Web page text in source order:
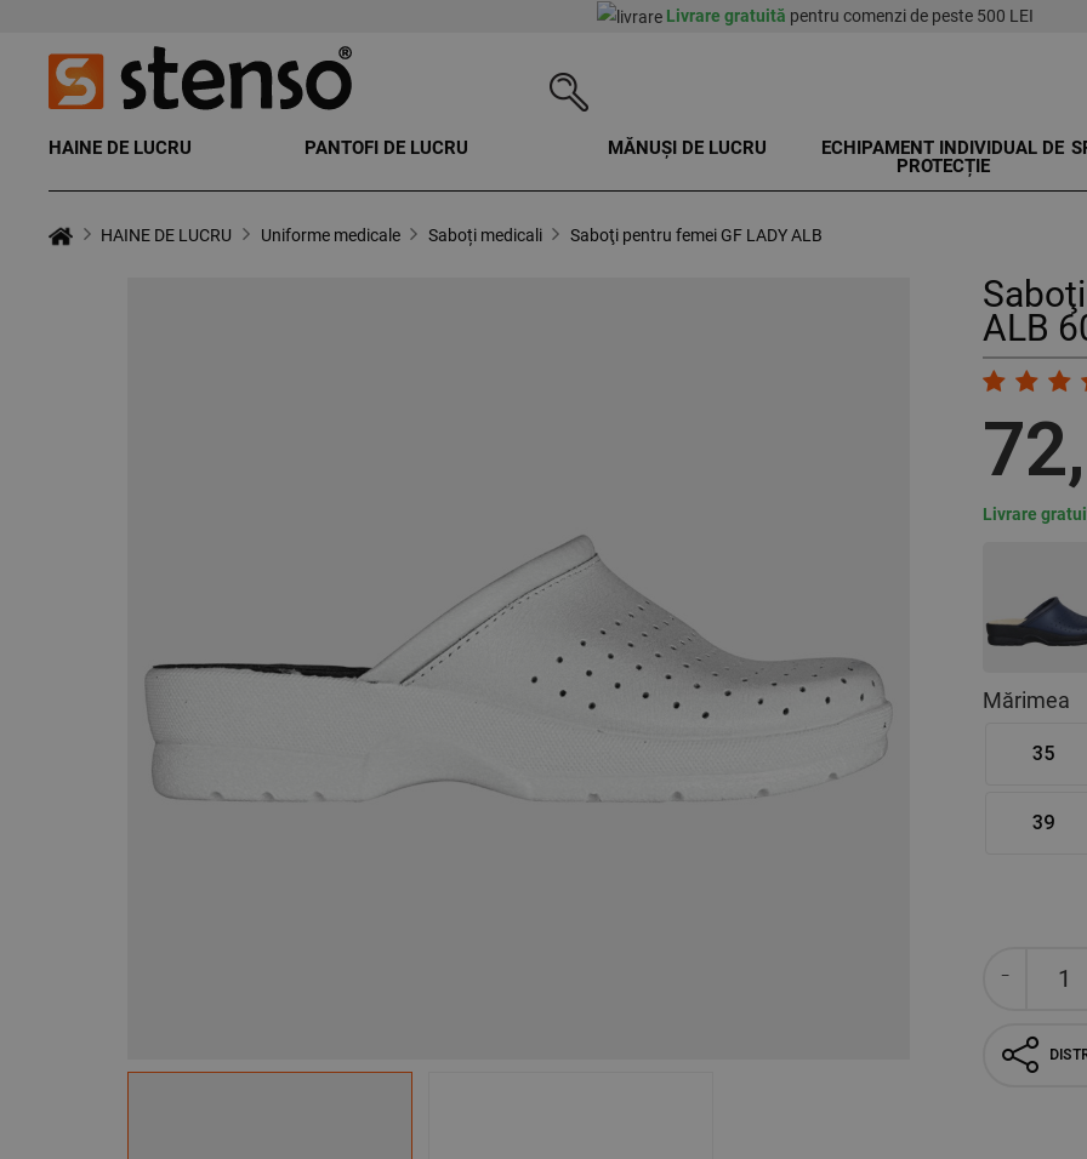
Livrare gratuită pentru comenzi de peste 500 LEI
HAINE DE LUCRU PANTOFI DE LUCRU MĂNUȘI DE LUCRU
ECHIPAMENT INDIVIDUAL DE
PROTECȚIE
HAINE DE LUCRU Uniforme medicale Saboți medicali Saboţi pentru femei GF LADY ALB
ALB
Livrare
Mărimea
35
39